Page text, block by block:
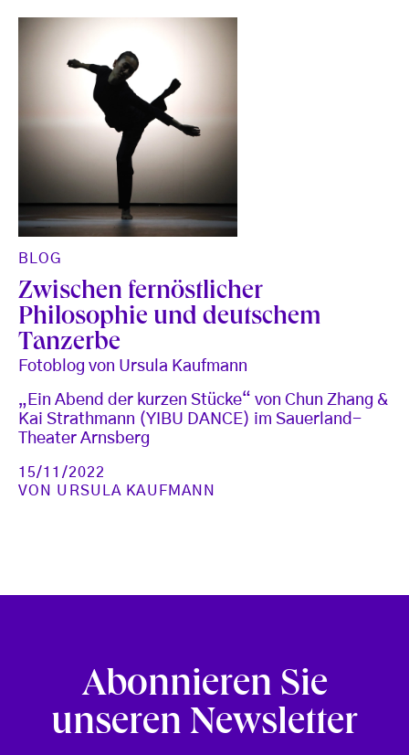
BLOG
Zwischen fernöstlicher
Philosophie und deutschem
Tanzerbe
Fotoblog von Ursula Kaufmann
„Ein Abend der kurzen Stücke“ von Chun Zhang &
Kai Strathmann (YIBU DANCE) im Sauerland-
Theater Arnsberg
15/11/2022
VON URSULA KAUFMANN
Abonnieren Sie
unseren Newsletter